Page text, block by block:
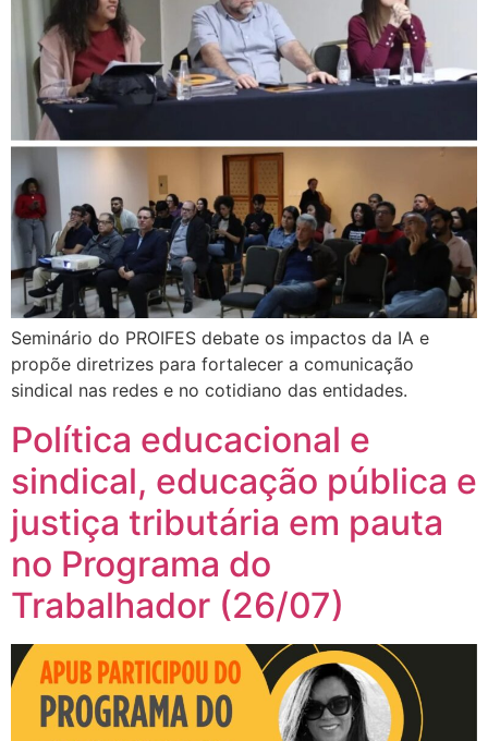
Seminário do PROIFES debate os impactos da IA e
propõe diretrizes para fortalecer a comunicação
sindical nas redes e no cotidiano das entidades.
Política educacional e
sindical, educação pública e
justiça tributária em pauta
no Programa do
Trabalhador (26/07)